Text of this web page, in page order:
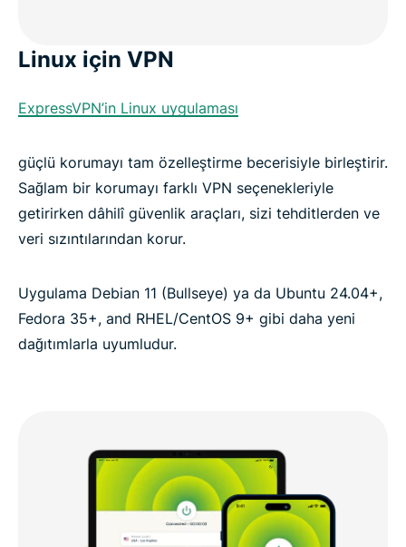
Linux için VPN
ExpressVPN’in Linux uygulaması
güçlü korumayı tam özelleştirme becerisiyle birleştirir.
Sağlam bir korumayı farklı VPN seçenekleriyle
getirirken dâhilî güvenlik araçları, sizi tehditlerden ve
veri sızıntılarından korur.
Uygulama Debian 11 (Bullseye) ya da Ubuntu 24.04+,
Fedora 35+, and RHEL/CentOS 9+ gibi daha yeni
dağıtımlarla uyumludur.